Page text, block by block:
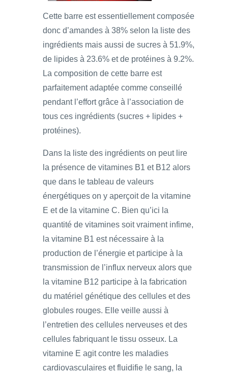
Cette barre est essentiellement composée
donc d’amandes à 38% selon la liste des
ingrédients mais aussi de sucres à 51.9%,
de lipides à 23.6% et de protéines à 9.2%.
La composition de cette barre est
parfaitement adaptée comme conseillé
pendant l’effort grâce à l’association de
tous ces ingrédients (sucres + lipides +
protéines).
Dans la liste des ingrédients on peut lire
la présence de vitamines B1 et B12 alors
que dans le tableau de valeurs
énergétiques on y aperçoit de la vitamine
E et de la vitamine C. Bien qu’ici la
quantité de vitamines soit vraiment infime,
la vitamine B1 est nécessaire à la
production de l’énergie et participe à la
transmission de l’influx nerveux alors que
la vitamine B12 participe à la fabrication
du matériel génétique des cellules et des
globules rouges. Elle veille aussi à
l’entretien des cellules nerveuses et des
cellules fabriquant le tissu osseux. La
vitamine E agit contre les maladies
cardiovasculaires et fluidifie le sang, la